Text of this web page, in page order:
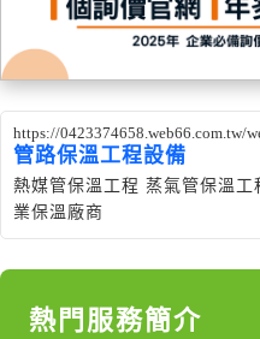
https://0423374658.web66.com.tw/
管路保溫工程設備
熱媒管保溫工程 蒸氣管保溫
業保溫廠商
熱門服務簡介